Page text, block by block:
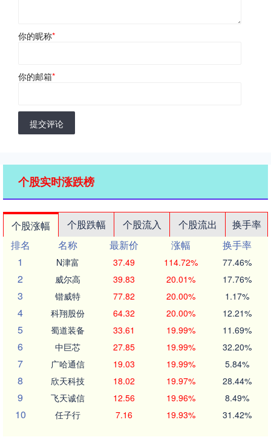
你的昵称*
你的邮箱*
提交评论
个股实时涨跌榜
个股涨幅 个股跌幅 个股流入 个股流出
换手率
排名
名称 最新价 涨幅
换手率
1
N津富 37.49 114.72% 77.46%
2 威尔高 39.83 20.01% 17.76%
3 锴威特 77.82 20.00% 1.17%
4 科翔股份 64.32 20.00% 12.21%
5 蜀道装备 33.61 19.99% 11.69%
6 中巨芯 27.85 19.99% 32.20%
7 广哈通信 19.03 19.99% 5.84%
8 欣天科技 18.02 19.97% 28.44%
9 飞天诚信 12.56 19.96% 8.49%
10 任子行 7.16 19.93% 31.42%